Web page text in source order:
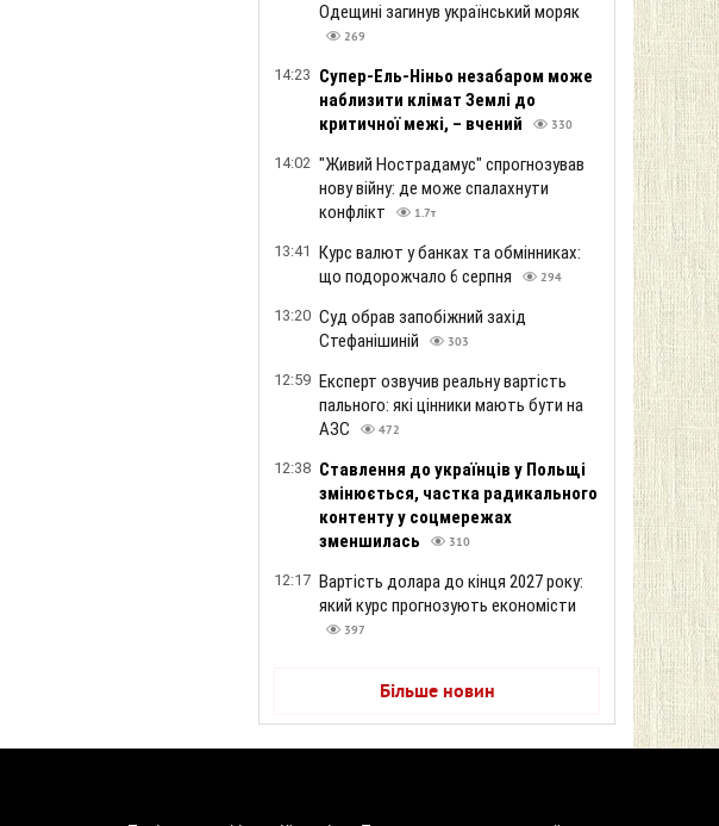
Одещині загинув український моряк
269
14:23 Супер-Ель-Ніньо незабаром може
наблизити клімат Землі до
критичної межі, – вчений
330
14:02 "Живий Нострадамус" спрогнозував
нову війну: де може спалахнути
конфлікт
1.7т
13:41 Курс валют у банках та обмінниках:
що подорожчало 6 серпня
294
13:20 Суд обрав запобіжний захід
Стефанішиній
303
12:59 Експерт озвучив реальну вартість
пального: які цінники мають бути на
АЗС
472
12:38 Ставлення до українців у Польщі
змінюється, частка радикального
контенту у соцмережах
зменшилась
310
12:17 Вартість долара до кінця 2027 року:
який курс прогнозують економісти
397
Більше новин